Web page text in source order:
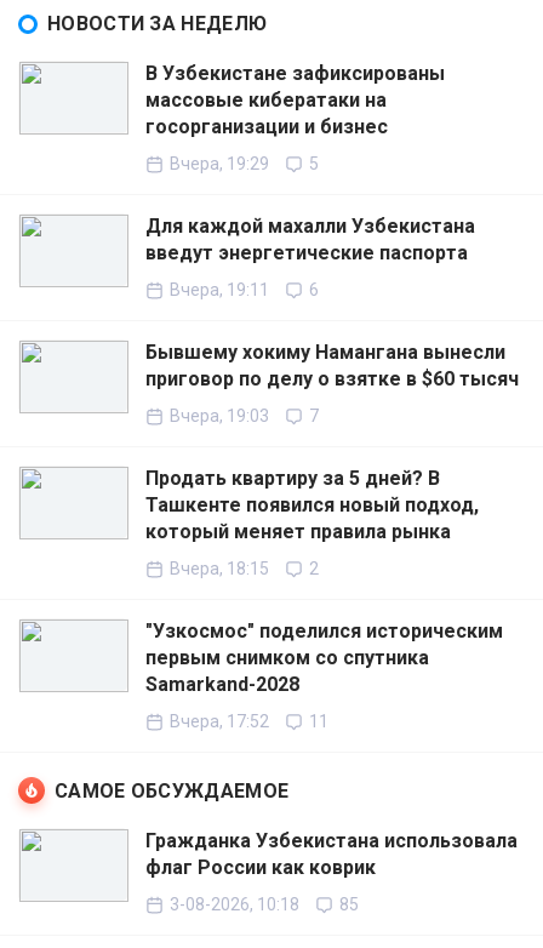
НОВОСТИ ЗА НЕДЕЛЮ
В Узбекистане зафиксированы
массовые кибератаки на
госорганизации и бизнес
Вчера, 19:29 5
Для каждой махалли Узбекистана
введут энергетические паспорта
Вчера, 19:11 6
Бывшему хокиму Намангана вынесли
приговор по делу о взятке в $60 тысяч
Вчера, 19:03 7
Продать квартиру за 5 дней? В
Ташкенте появился новый подход,
который меняет правила рынка
Вчера, 18:15 2
"Узкосмос" поделился историческим
первым снимком со спутника
Samarkand-2028
Вчера, 17:52 11
САМОЕ ОБСУЖДАЕМОЕ
Гражданка Узбекистана использовала
флаг России как коврик
3-08-2026, 10:18 85